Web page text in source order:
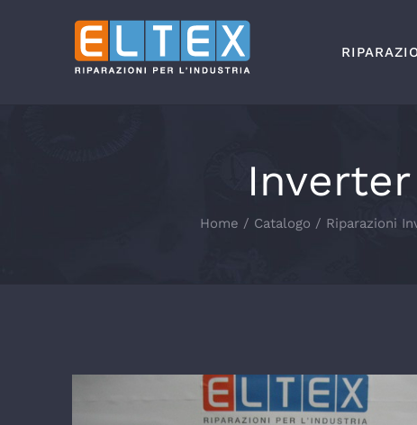
contenuto
Home Catalogo Riparazioni